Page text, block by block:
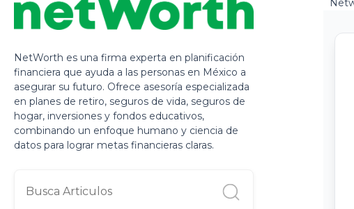
NetWorth es una firma experta en planificación
financiera que ayuda a las personas en México a
asegurar su futuro. Ofrece asesoría especializada
en planes de retiro, seguros de vida, seguros de
hogar, inversiones y fondos educativos,
combinando un enfoque humano y ciencia de
datos para lograr metas financieras claras.